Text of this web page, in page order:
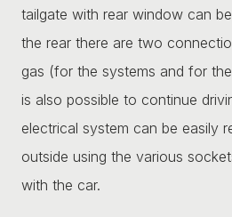
tailgate with rear window can
the rear there are two
gas (for the systems and for
is also possible to continue
electrical system can be easily
outside using the various
with the car.